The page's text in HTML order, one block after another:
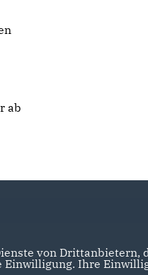
ab
von Drittanbietern,
Ihre